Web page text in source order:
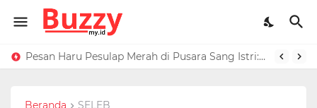
Pesan Haru Pesulap Merah di Pusara Sang Istri: Sekarang Kamu Enggak Perlu Sakit Disuntik Lagi
Raffi Ahmad Masih di LN, Kirim Rp 1 M ke Jeje Buat Korban Longsor Bandung Barat
Beranda SELEB